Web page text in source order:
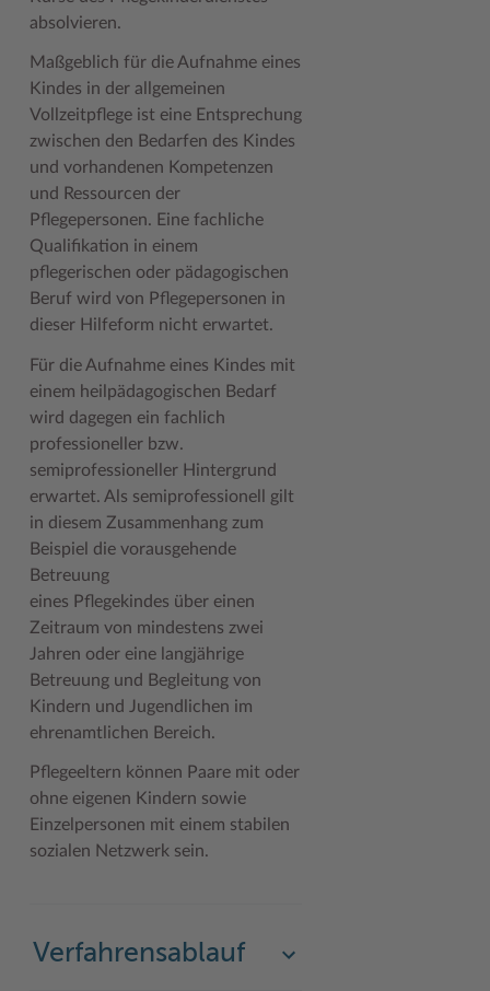
absolvieren.
Maßgeblich für die Aufnahme eines
Kindes in der allgemeinen
Vollzeitpflege ist eine Entsprechung
zwischen den Bedarfen des Kindes
und vorhandenen Kompetenzen
und Ressourcen der
Pflegepersonen. Eine fachliche
Qualifikation in einem
pflegerischen oder pädagogischen
Beruf wird von Pflegepersonen in
dieser Hilfeform nicht erwartet.
Für die Aufnahme eines Kindes mit
einem heilpädagogischen Bedarf
wird dagegen ein fachlich
professioneller bzw.
semiprofessioneller Hintergrund
erwartet. Als semiprofessionell gilt
in diesem Zusammenhang zum
Beispiel die vorausgehende
Betreuung
eines Pflegekindes über einen
Zeitraum von mindestens zwei
Jahren oder eine langjährige
Betreuung und Begleitung von
Kindern und Jugendlichen im
ehrenamtlichen Bereich.
Pflegeeltern können Paare mit oder
ohne eigenen Kindern sowie
Einzelpersonen mit einem stabilen
sozialen Netzwerk sein.
Verfahrensablauf